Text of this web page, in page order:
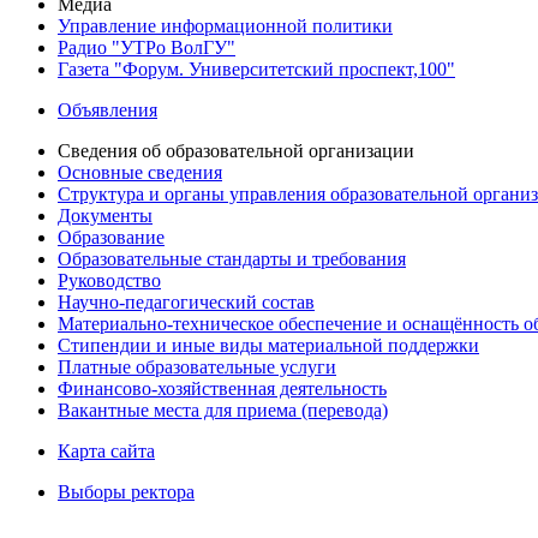
Медиа
Управление информационной политики
Радио "УТРо ВолГУ"
Газета "Форум. Университетский проспект,100"
Объявления
Сведения об образовательной организации
Основные сведения
Структура и органы управления образовательной
Документы
Образование
Образовательные стандарты и требования
Руководство
Научно-педагогический состав
Материально-техническое обеспечение и оснащённость
Стипендии и иные виды материальной поддержки
Платные образовательные услуги
Финансово-хозяйственная деятельность
Вакантные места для приема (перевода)
Карта сайта
Выборы ректора